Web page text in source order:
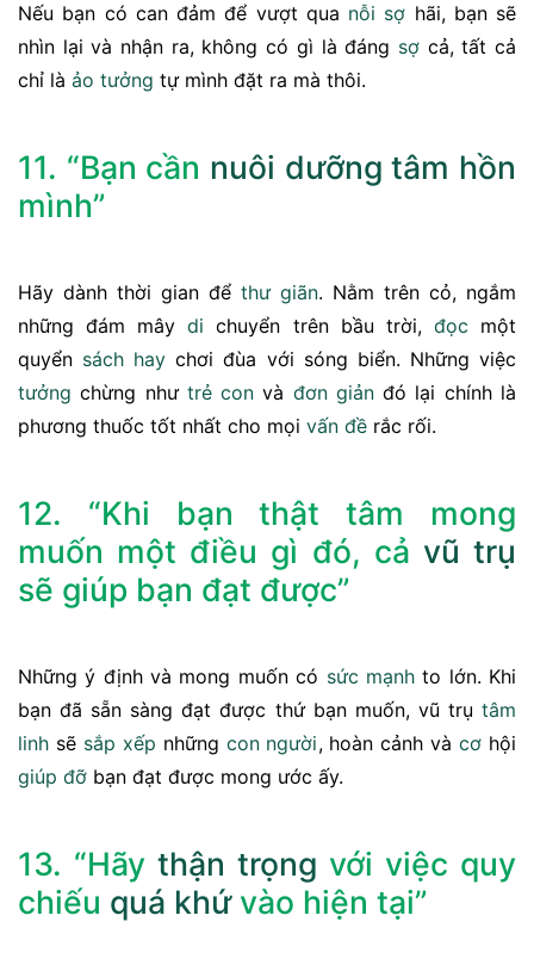
Nếu bạn có can đảm để vượt qua nỗi sợ hãi, bạn sẽ
nhìn lại và nhận ra, không có gì là đáng sợcả, tất cả
chỉ là ảo tưởng tự mình đặt ra mà thôi.
11. “Bạn cần nuôi dưỡng tâm hồn
mình”
Hãy dành thời gian để thư giãn. Nằm trên cỏ, ngắm
những đám mâydi chuyển trên bầu trời, đọc một
quyển sách hay chơi đùa với sóng biển. Những việc
tưởng chừng như trẻ con và đơn giảnđó lại chính là
phương thuốc tốt nhất cho mọi vấn đề rắc rối.
12. “Khi bạn thật tâm mong
muốn một điều gì đó, cả vũ trụ
sẽ giúp bạn đạt được”
Những ý định và mong muốn có sức mạnhto lớn. Khi
bạn đã sẵn sàng đạt được thứ bạn muốn, vũ trụ tâm
linh sẽ sắp xếp những con người, hoàn cảnh vàcơ hội
giúp đỡ bạn đạt được mong ước ấy.
13. “Hãy thận trọng với việc quy
chiếu quá khứvào hiện tại”